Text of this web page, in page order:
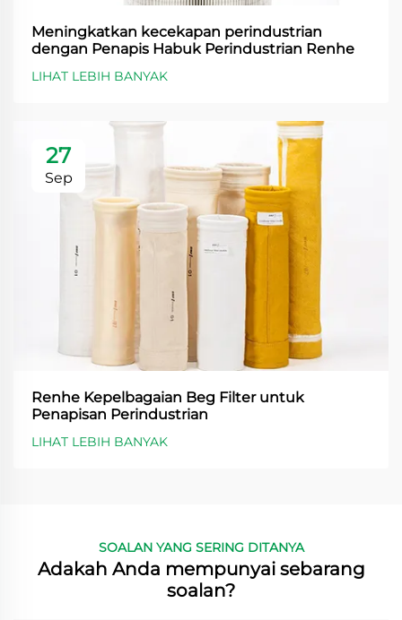
Meningkatkan kecekapan perindustrian
dengan Penapis Habuk Perindustrian Renhe
LIHAT LEBIH BANYAK
27
Sep
Renhe Kepelbagaian Beg Filter untuk
Penapisan Perindustrian
LIHAT LEBIH BANYAK
SOALAN YANG SERING DITANYA
Adakah Anda mempunyai sebarang
soalan?